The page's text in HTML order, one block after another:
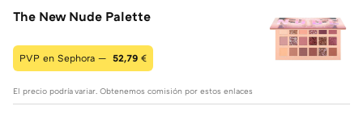
The New Nude Palette
PVP en Sephora — 52,79 €
El precio podría variar. Obtenemos comisión por estos enlaces